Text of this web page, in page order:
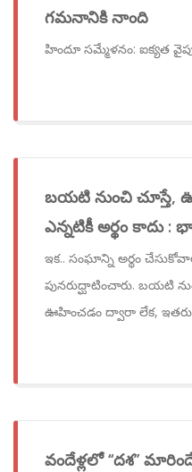
గమనానికి నాంది
హిందూ సమ్మేళనం: ఐక్యత
బయటి నుంచి
ఎన్నటికీ అర్థం కాదు :
ఇక.. సంఘాన్ని అర్థం
పునరుద్ఘాటించారు. బయటి
ఊహించడం ద్వారా లేక,
వందేళ్లలో ‘‘దశ’’